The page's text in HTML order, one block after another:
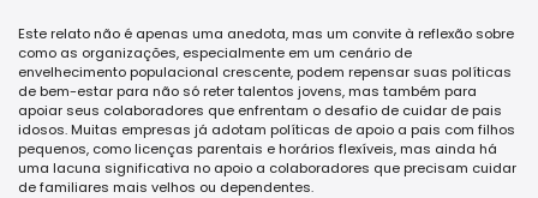
Este relato não é apenas uma anedota, mas um convite à reflexão sobre
como as organizações, especialmente em um cenário de
envelhecimento populacional crescente, podem repensar suas políticas
de bem-estar para não só reter talentos jovens, mas também para
apoiar seus colaboradores que enfrentam o desafio de cuidar de pais
idosos. Muitas empresas já adotam políticas de apoio a pais com filhos
pequenos, como licenças parentais e horários flexíveis, mas ainda há
uma lacuna significativa no apoio a colaboradores que precisam cuidar
de familiares mais velhos ou dependentes.